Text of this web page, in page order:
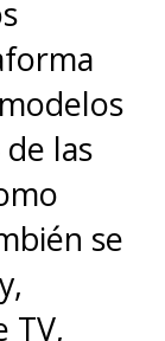
las
se
TV,